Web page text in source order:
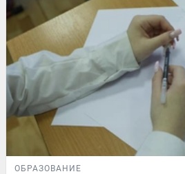
ОБРАЗОВАНИЕ